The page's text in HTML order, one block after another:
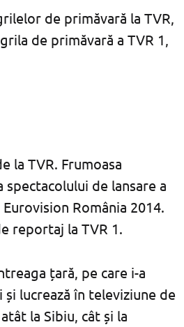
de primăvară la TVR,
de primăvară a TVR 1,
la TVR. Frumoasa
de lansare a
România 2014.
reportaj la TVR 1.
țară, pe care i-a
lucrează în televiziune de
la Sibiu, cât și la